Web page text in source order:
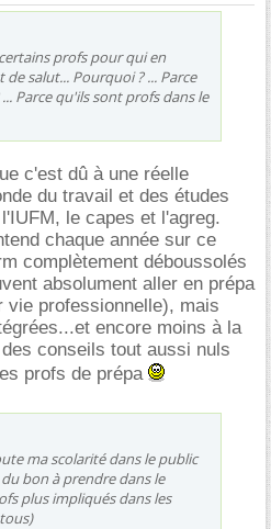
profs pour qui en
salut... Pourquoi ? ... Parce
Parce qu'ils sont profs dans le
c'est dû à une réelle
du travail et des études
le capes et l'agreg.
chaque année sur ce
complètement déboussolés
absolument aller en prépa
vie professionnelle), mais
encore moins à la
conseils tout aussi nuls
profs de prépa
ma scolarité dans le public
bon à prendre dans le
plus impliqués dans les